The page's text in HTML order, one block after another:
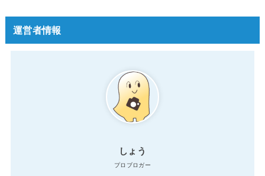
運営者情報
しょう
プロブロガー